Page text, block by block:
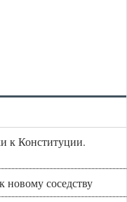
к Конституции.
новому соседству